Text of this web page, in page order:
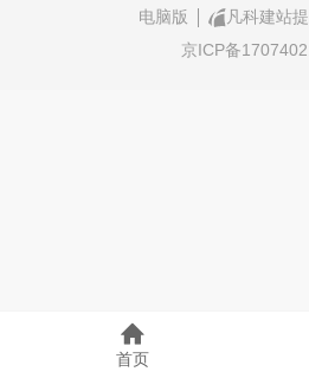
电脑版
凡科建站
京ICP备
首页